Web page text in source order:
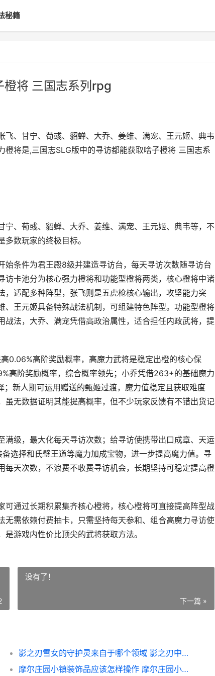
秘籍
橙将 三国志系列rpg
、甘宁、荀彧、貂蝉、大乔、姜维、满宠、王元姬、典韦
将是,三国志SLG版中的寻访都能获取啥子橙将 三国志系
、荀彧、貂蝉、大乔、姜维、满宠、王元姬、典韦等，不
数玩家的终极目标。
条件为君王殿8级并建造寻访台，每天寻访次数随寻访台
卡池分为核心强力橙将和功能型橙将两类，核心橙将中诸
适配多种阵型，张飞则是五虎枪核心输出，攻坚能力突
王元姬具备特殊战法机制，可组建特色阵型。功能型橙将
法，大乔、满宠凭借高政治属性，适合担任内政武将，提
0.06%高阶奖励概率，高魔力武将是稳定出橙的核心保
高阶奖励概率，综合概率领先；小乔凭借263+的基础魔力
新人期可运用赠送的甄姬过渡，魔力值稳定且获取难度
无数据证明其能提高概率，但不少玩家反馈有不错出货记
级，最大化每天寻访次数；给寻访使携带出口成章、天运
选择和氏璧王道等魔力加成宝物，进一步提高魔力值。寻
天次数，不浪费不收费寻访机会，长期坚持可稳定提高橙
通过长期积累集齐核心橙将，核心橙将可直接提高阵型战
需依赖付费抽卡，只需坚持每天参和、组合高魔力寻访使
游戏内性价比顶尖的武将获取方法。
没有了！
下一篇 »
影之刃雪女的守护灵来自于哪个领域 影之刃中的女主角厉害吗
摩尔庄园小镇装饰品应该怎样操作 摩尔庄园小镇装修在哪里